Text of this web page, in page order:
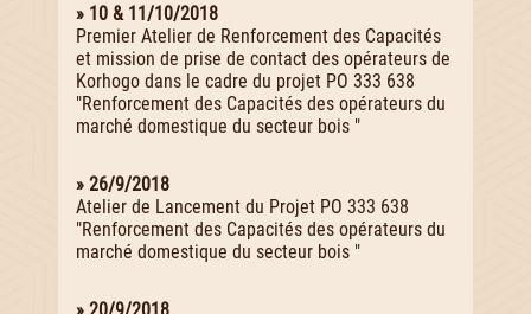
» 10 & 11/10/2018
Premier Atelier de Renforcement des Capacités
et mission de prise de contact des opérateurs de
Korhogo dans le cadre du projet PO 333 638
"Renforcement des Capacités des opérateurs du
marché domestique du secteur bois "
» 26/9/2018
Atelier de Lancement du Projet PO 333 638
"Renforcement des Capacités des opérateurs du
marché domestique du secteur bois "